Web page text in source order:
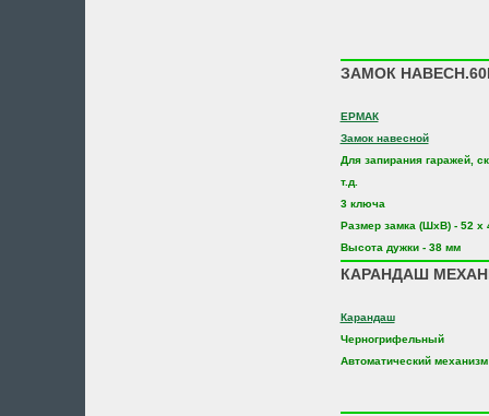
ЗАМОК
ЕРМАК
Замок навесной
Для запирания гаражей,
т.д.
3 ключа
Размер замка (ШхВ) - 52 х
Высота дужки - 38 мм
КАРАНДАШ
Карандаш
Черногрифельный
Автоматический механизм